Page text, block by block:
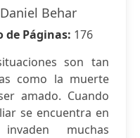
Daniel Behar
de Páginas: 176
son tan
como la muerte
amado. Cuando
se encuentra en
muchas